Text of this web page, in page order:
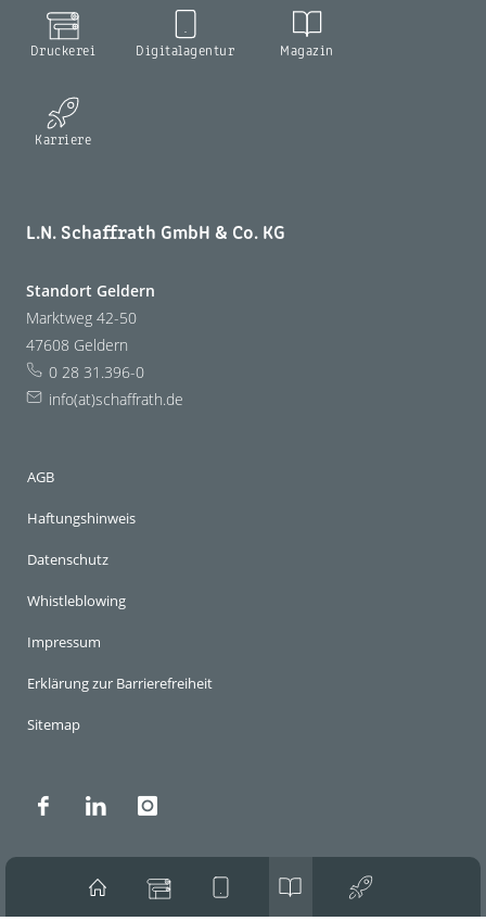
Druckerei Digitalagentur Magazin
Karriere
L.N. Schaffrath GmbH & Co. KG
Standort Geldern
Marktweg 42-50
47608 Geldern
0 28 31.396-0
info(at)schaffrath.de
AGB
Haftungshinweis
Datenschutz
Whistleblowing
Impressum
Erklärung zur Barrierefreiheit
Sitemap